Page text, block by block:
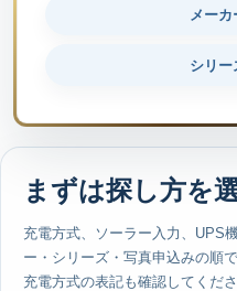
メー
シリー
まずは探し方を
充電方式、ソーラー入力、UPS
ー・シリーズ・写真申込みの順
充電方式の表記も確認してくだ